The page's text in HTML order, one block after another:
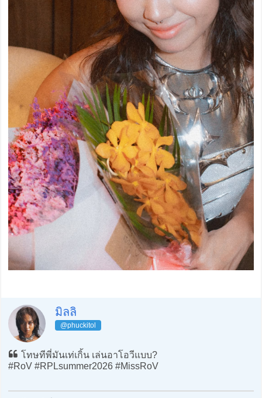
มิลลิ
@phuckitol
โทษทีพี่มันเท่เกิ้น เล่นอาโอวีแบบ?
#RoV #RPLsummer2026 #MissRoV